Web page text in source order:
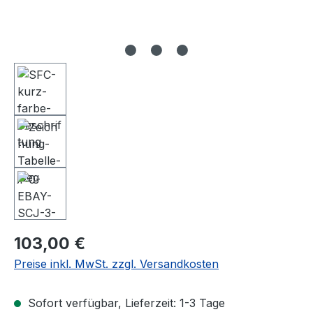
Regulärer Preis:
103,00 €
Preise inkl. MwSt. zzgl. Versandkosten
Sofort verfügbar, Lieferzeit: 1-3 Tage